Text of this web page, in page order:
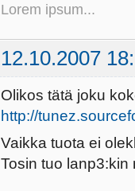
Lorem ipsum...
12.10.2007
Olikos tätä joku
http://
Vaikka tuota ei
Tosin tuo